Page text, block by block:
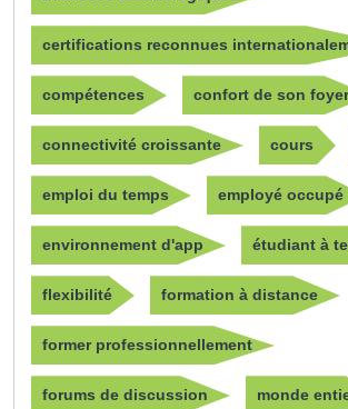
certifications reconnues
compétences confort de son foyer
connectivité croissante cours
emploi du temps employé occupé
environnement d'app étudiant à
flexibilité formation à distance
former professionnellement
forums de discussion monde